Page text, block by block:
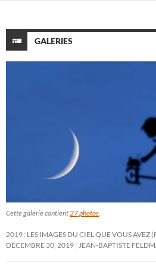
GALERIES
Cette galerie contient 27 photos
2019 : LES IMAGES DU CIEL QUE VOUS AVEZ
DÉCEMBRE 30, 2019
JEAN-BAPTISTE